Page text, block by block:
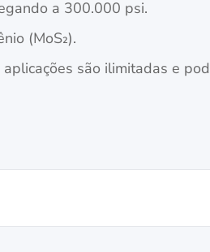
a 300.000 psi.
(MoS₂).
são ilimitadas e